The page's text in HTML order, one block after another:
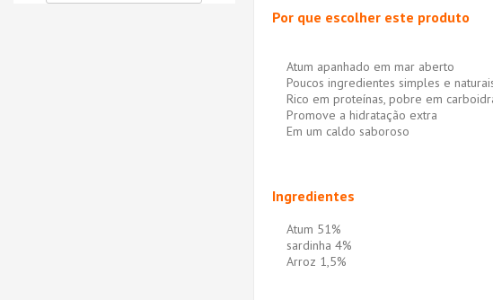
Por que escolher este produto
Atum apanhado em mar aberto
Poucos ingredientes simples e
Rico em proteínas, pobre em
Promove a hidratação extra
Em um caldo saboroso
Ingredientes
Atum 51%
sardinha 4%
Arroz 1,5%